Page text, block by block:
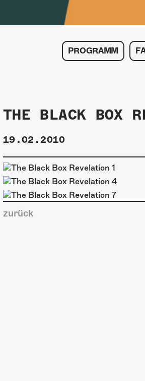
PROGRAMM
THE BLACK BOX
19.02.2010
zurück